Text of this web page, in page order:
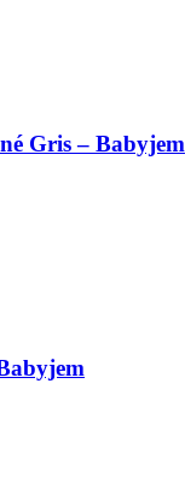
Gris – Babyjem